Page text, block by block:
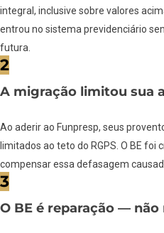
integral, inclusive sobre valores
entrou no sistema previdenciário
futura.
2
A migração limitou sua
Ao aderir ao Funpresp, seus
limitados ao teto do RGPS. O BE foi
compensar essa defasagem
3
O BE é reparação — não